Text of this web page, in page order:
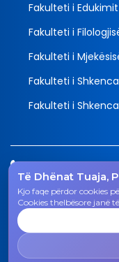
Të Dhënat Tuaja,
Kjo faqe përdor cookies
Cookies thelbësore janë
Fakulteti i Edukimit
Fakulteti i
Fakulteti i
Fakulteti i
Fakulteti i
038 200 20 831
Email
rektorati@uni-
Rektorati - Rr.
Republika e